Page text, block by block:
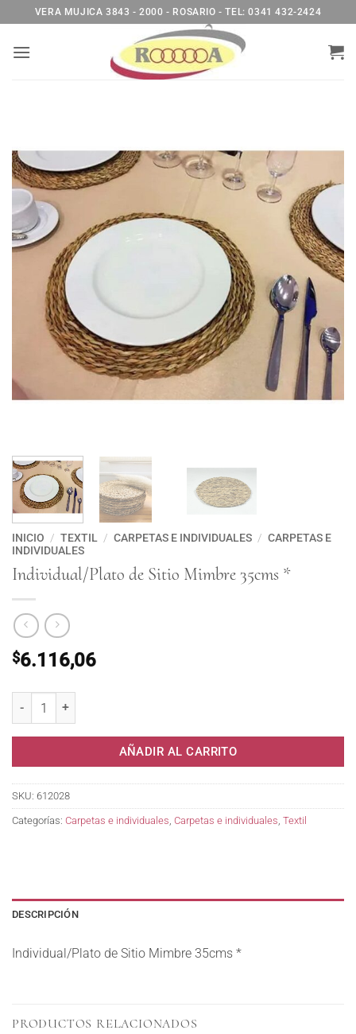
al
contenido
VERA MUJICA 3843 - 2000 - ROSARIO - TEL: 0341 432-2424
INICIO / TEXTIL / CARPETAS E INDIVIDUALES / CARPETAS E
INDIVIDUALES
Individual/Plato de Sitio Mimbre 35cms *
$6.116,06
AÑADIR AL CARRITO
SKU: 612028
Categorías: Carpetas e individuales, Carpetas e individuales, Textil
DESCRIPCIÓN
Individual/Plato de Sitio Mimbre 35cms *
PRODUCTOS RELACIONADOS